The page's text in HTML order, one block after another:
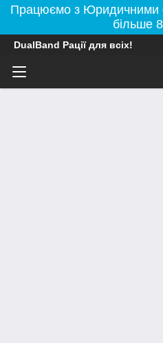
Працюємо з Юридичними
більше
DualBand Рації для всіх!